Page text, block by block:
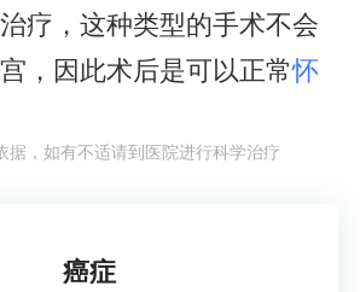
疗，这种类型的手术不会
，因此术后是可以正常怀
据，如有不适请到医院进行科学治疗
癌症